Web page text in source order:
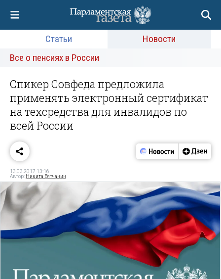
Статьи
Новости
Все о пенсиях в России
Спикер Совфеда предложила
применять электронный сертификат
на техсредства для инвалидов по
всей России
13.03.2017 13:16
Автор: Никита Вятчанин